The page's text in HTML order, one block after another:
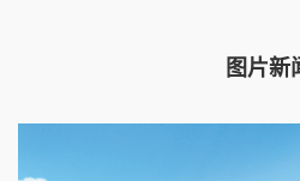
图片新